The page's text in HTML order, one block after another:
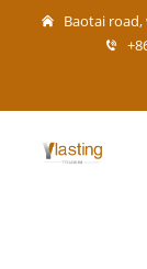
Baotai road,